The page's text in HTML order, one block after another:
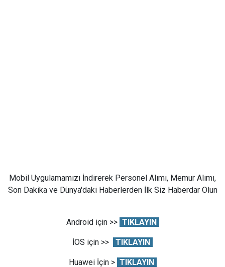
Mobil Uygulamamızı İndirerek Personel Alımı, Memur Alımı,
Son Dakika ve Dünya'daki Haberlerden İlk Siz Haberdar Olun
Android için >> TIKLAYIN
İOS için >> TIKLAYIN
Huawei İçin > TIKLAYIN